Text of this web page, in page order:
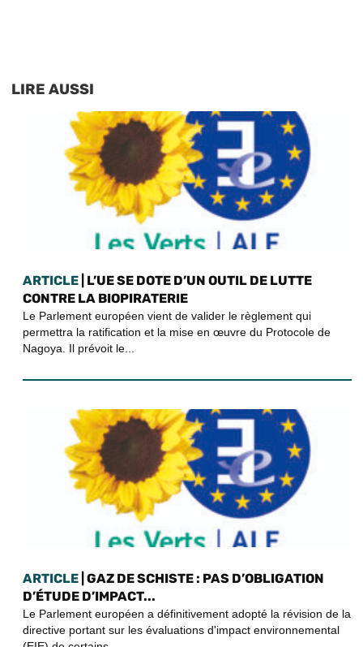
LIRE AUSSI
ARTICLE | L’UE SE DOTE D’UN OUTIL DE LUTTE
CONTRE LA BIOPIRATERIE
Le Parlement européen vient de valider le règlement qui
permettra la ratification et la mise en œuvre du Protocole de
Nagoya. Il prévoit le...
ARTICLE | GAZ DE SCHISTE : PAS D’OBLIGATION
D’ÉTUDE D’IMPACT...
Le Parlement européen a définitivement adopté la révision de la
directive portant sur les évaluations d'impact environnemental